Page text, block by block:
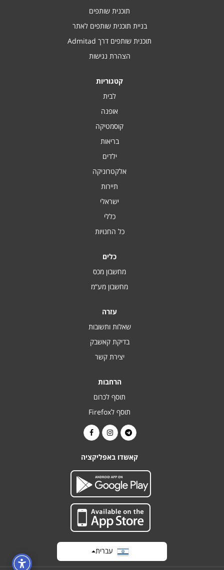
תוכנית שותפים
בניית תוכנית שותפים לאתר
תוכנית שותפים דרך Admitad
הצהרת נגישות
קטגוריות
לבית
אופנה
קוסמטיקה
בריאות
ילדים
אלקטרוניקה
תיירות
ישראלי
כללי
כל החנויות
כלים
מחשבון מכס
מחשבון מע“מ
עזרה
שאלות ותשובות
בדיקת קאשבק
יצירת קשר
הרחבות
תוסף לכרום
תוסף לFirefox
קאשדו באפליקציה
עברית